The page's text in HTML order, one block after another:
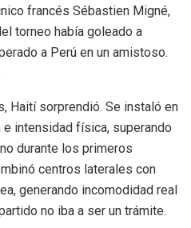
francés Sébastien Migné,
torneo había goleado a
a Perú en un amistoso.
Haití sorprendió. Se instaló en
intensidad física, superando
durante los primeros
centros laterales con
generando incomodidad real
no iba a ser un trámite.